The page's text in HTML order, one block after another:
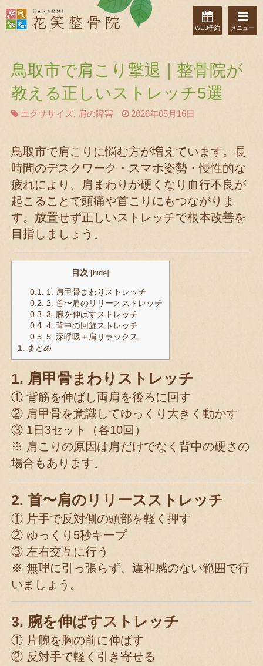
WEB予約 メニュー
鳥取市で肩こり撃退｜整骨院が
教える正しいストレッチ5選
エクササイズ, 肩の障害 2026年05月16日
鳥取市で肩こりに悩む方が増えています。長
時間のデスクワーク・スマホ姿勢・慢性的な
疲れにより、肩まわりが硬くなり血行不良が
起こることで頭痛や首こりにもつながりま
す。放置せず正しいストレッチで根本改善を
目指しましょう。
目次 [hide]
0.1. 1. 肩甲骨まわりストレッチ
0.2. 2. 首〜肩のリリースストレッチ
0.3. 3. 腕を伸ばすストレッチ
0.4. 4. 背中の回旋ストレッチ
0.5. 5. 深呼吸＋肩リラックス
1. まとめ
1. 肩甲骨まわりストレッチ
① 背筋を伸ばし両肩を後ろに回す
② 肩甲骨を意識してゆっくり大きく動かす
③ 1日3セット（各10回）
※ 肩こりの原因は肩だけでなく背中の硬さの
場合もあります。
2. 首〜肩のリリースストレッチ
① 片手で反対側の頭部を軽く押す
② ゆっくり5秒キープ
③ 左右交互に行う
※ 無理に引っ張らず、違和感のない範囲で行
いましょう。
3. 腕を伸ばすストレッチ
① 片腕を胸の前に伸ばす
② 反対手で軽く引き寄せる